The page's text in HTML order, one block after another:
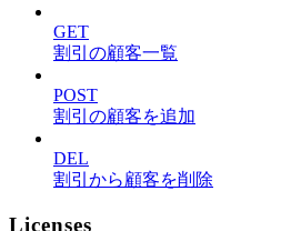
GET
割引の顧客一覧
POST
割引の顧客を追加
DEL
割引から顧客を削除
Licenses